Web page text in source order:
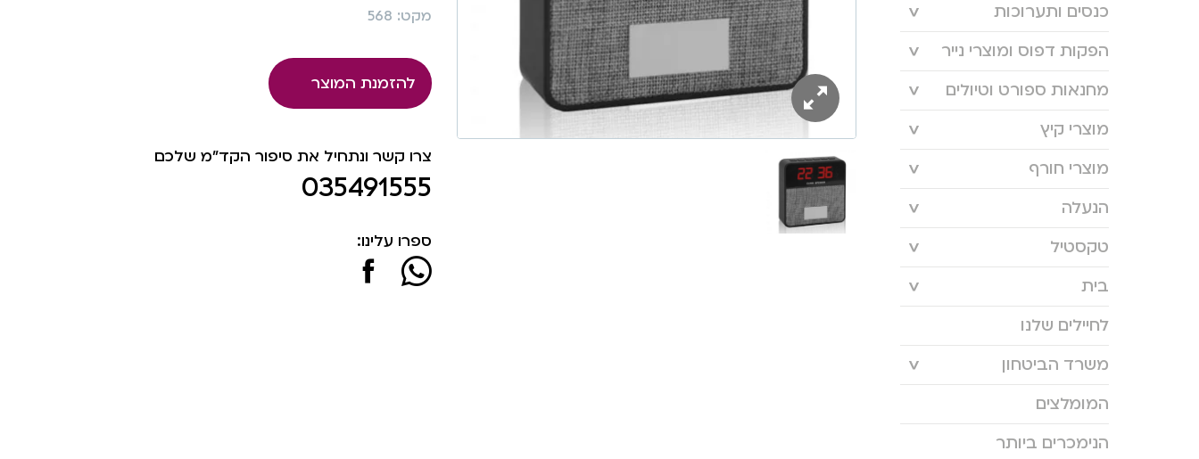
כנסים ותערוכות
הפקות דפוס ומוצרי נייר
מחנאות ספורט וטיולים
מוצרי קיץ
מוצרי חורף
הנעלה
טקסטיל
בית
לחיילים שלנו
משרד הביטחון
המומלצים
הנימכרים ביותר
מקט: 568
להזמנת המוצר
צרו קשר ונתחיל את סיפור הקד"מ שלכם
035491555
ספרו עלינו: